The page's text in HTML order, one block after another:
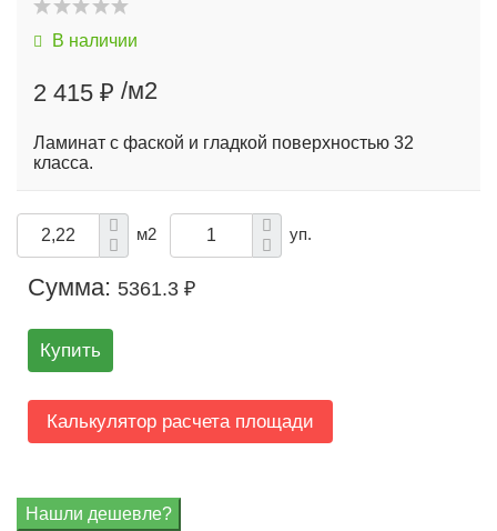
В наличии
2 415 ₽ /м2
Ламинат с фаской и гладкой поверхностью 32
класса.
м2 уп.
Сумма: 5361.3 ₽
Купить
Калькулятор расчета площади